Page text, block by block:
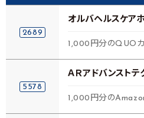
2689
オルバヘルスケア
1,000円分のQUOカ
5578
ＡＲアドバンストテ
1,000円分の